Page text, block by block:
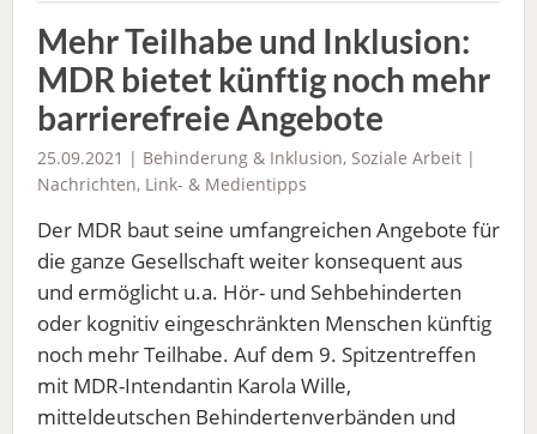
Mehr Teilhabe und Inklusion:
MDR bietet künftig noch mehr
barrierefreie Angebote
25.09.2021 | Behinderung & Inklusion, Soziale Arbeit |
Nachrichten, Link- & Medientipps
Der MDR baut seine umfangreichen Angebote für
die ganze Gesellschaft weiter konsequent aus
und ermöglicht u.a. Hör- und Sehbehinderten
oder kognitiv eingeschränkten Menschen künftig
noch mehr Teilhabe. Auf dem 9. Spitzentreffen
mit MDR-Intendantin Karola Wille,
mitteldeutschen Behindertenverbänden und